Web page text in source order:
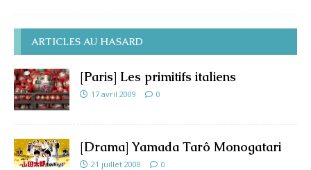
ARTICLES AU HASARD
[Paris] Les primitifs italiens
17 avril 2009 0
[Drama] Yamada Tarô Monogatari
21 juillet 2008 0